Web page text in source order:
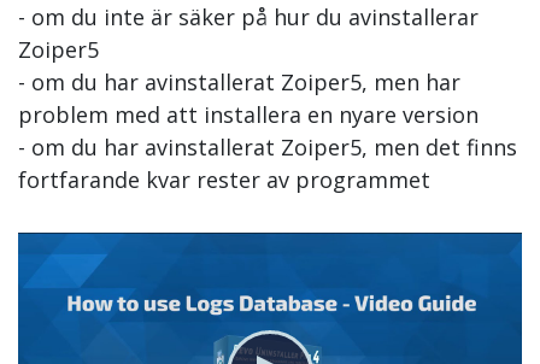
- om du inte är säker på hur du avinstallerar
Zoiper5
- om du har avinstallerat Zoiper5, men har
problem med att installera en nyare version
- om du har avinstallerat Zoiper5, men det finns
fortfarande kvar rester av programmet